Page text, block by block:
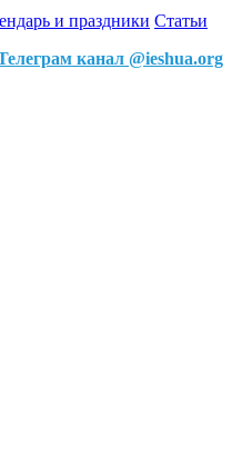
и праздники Статьи
канал @ieshua.org